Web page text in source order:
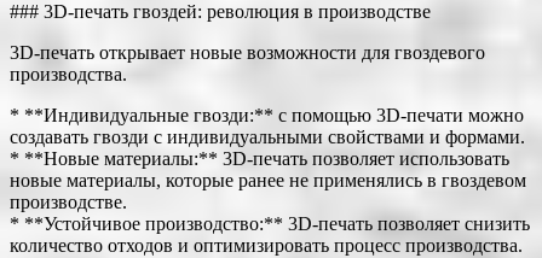
### 3D-печать гвоздей: революция в производстве
3D-печать открывает новые возможности для гвоздевого
производства.
* **Индивидуальные гвозди:** с помощью 3D-печати можно
создавать гвозди с индивидуальными свойствами и формами.
* **Новые материалы:** 3D-печать позволяет использовать
новые материалы, которые ранее не применялись в гвоздевом
производстве.
* **Устойчивое производство:** 3D-печать позволяет снизить
количество отходов и оптимизировать процесс производства.